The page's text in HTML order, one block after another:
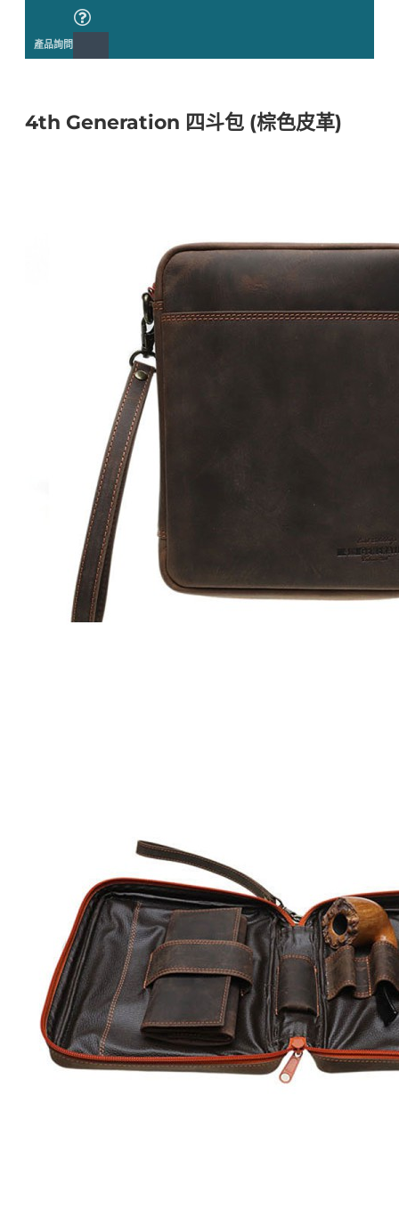
產品詢問
4th Generation 四斗包 (棕色皮革)